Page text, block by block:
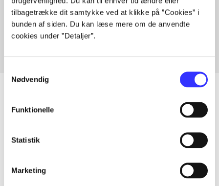
tilbagetrække dit samtykke ved at klikke på ”Cookies” i
bunden af siden. Du kan læse mere om de anvendte
cookies under ”Detaljer”.
Nødvendig
Funktionelle
Statistik
Marketing
Artikler med samme emner
Fra